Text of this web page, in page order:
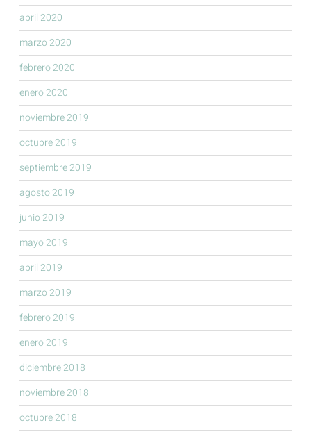
abril 2020
marzo 2020
febrero 2020
enero 2020
noviembre 2019
octubre 2019
septiembre 2019
agosto 2019
junio 2019
mayo 2019
abril 2019
marzo 2019
febrero 2019
enero 2019
diciembre 2018
noviembre 2018
octubre 2018